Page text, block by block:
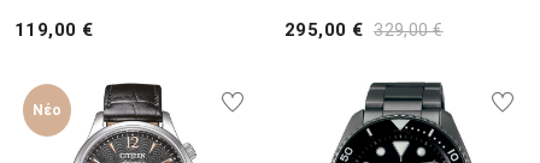
119,00 €
295,00 € 329,00 €
Νέο